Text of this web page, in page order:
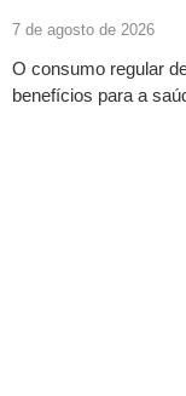
7 de agosto de 2026
O consumo regular
benefícios para a